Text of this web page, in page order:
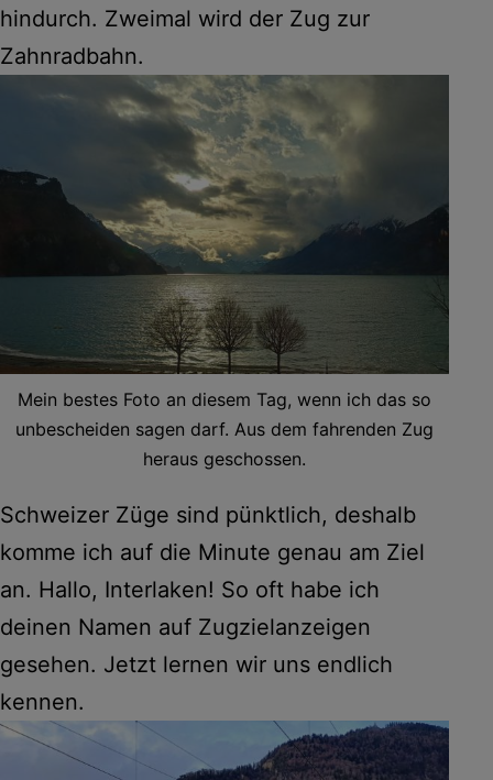
hindurch. Zweimal wird der Zug zur
Zahnradbahn.
Mein bestes Foto an diesem Tag, wenn ich das so
unbescheiden sagen darf. Aus dem fahrenden Zug
heraus geschossen.
Schweizer Züge sind pünktlich, deshalb
komme ich auf die Minute genau am Ziel
an. Hallo, Interlaken! So oft habe ich
deinen Namen auf Zugzielanzeigen
gesehen. Jetzt lernen wir uns endlich
kennen.